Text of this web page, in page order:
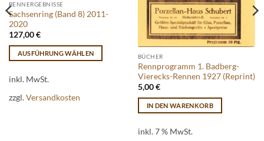
RENNERGEBNISSE
Sachsenring (Band 8) 2011-
2020
127,00€
AUSFÜHRUNG WÄHLEN
Produkt
mehrere
inkl. MwSt.
zzgl.Versandkosten
BÜCHER
Rennprogramm 1. Badberg-
Vierecks-Rennen 1927 (Reprint)
5,00€
IN DEN WARENKORB
inkl. 7 % MwSt.